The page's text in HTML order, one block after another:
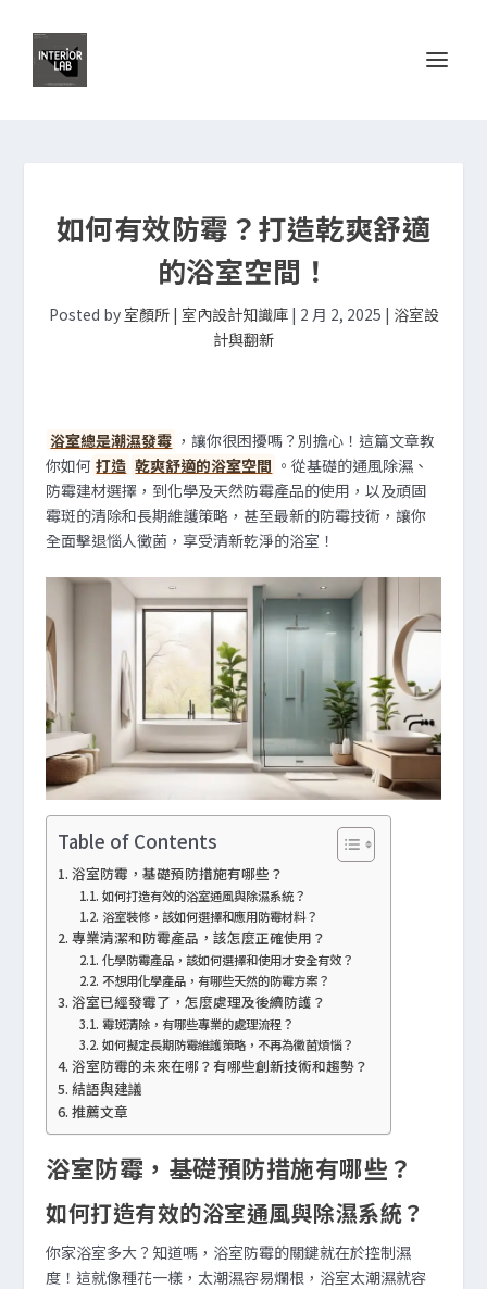
如何有效防霉？打造乾爽舒適
的浴室空間！
Posted by 室顏所 | 室內設計知識庫| 2 月 2, 2025 | 浴室設
計與翻新
浴室總是潮濕發霉 ，讓你很困擾嗎？別擔心！這篇文章教
你如何 打造 乾爽舒適的浴室空間 。從基礎的通風除濕、
防霉建材選擇，到化學及天然防霉產品的使用，以及頑固
霉斑的清除和長期維護策略，甚至最新的防霉技術，讓你
全面擊退惱人黴菌，享受清新乾淨的浴室！
Table of Contents
浴室防霉，基礎預防措施有哪些？
如何打造有效的浴室通風與除濕系統？
浴室裝修，該如何選擇和應用防霉材料？
專業清潔和防霉產品，該怎麼正確使用？
化學防霉產品，該如何選擇和使用才安全有效？
不想用化學產品，有哪些天然的防霉方案？
浴室已經發霉了，怎麼處理及後續防護？
霉斑清除，有哪些專業的處理流程？
如何擬定長期防霉維護策略，不再為黴菌煩惱？
浴室防霉的未來在哪？有哪些創新技術和趨勢？
結語與建議
推薦文章
浴室防霉，基礎預防措施有哪些？
如何打造有效的浴室通風與除濕系統？
你家浴室多大？知道嗎，浴室防霉的關鍵就在於控制濕
度！這就像種花一樣，太潮濕容易爛根，浴室太潮濕就容